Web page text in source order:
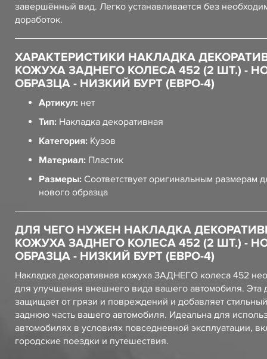
завершённый вид. Легко устанавливается без
доработок.
ХАРАКТЕРИСТИКИ НАКЛАДКА
КОЖУХА ЗАДНЕГО КОЛЕСА 452 (2 ШТ.) -
ОБРАЗЦА - НИЗКИЙ БУРТ (ЕВРО-4)
Артикул: нет
Тип: Накладка декоративная
Категория: Кузов
Материал: Пластик
Размеры: Соответствует оригинальным размерам
нового образца
ДЛЯ ЧЕГО НУЖЕН НАКЛАДКА
КОЖУХА ЗАДНЕГО КОЛЕСА 452 (2 ШТ.) -
ОБРАЗЦА - НИЗКИЙ БУРТ (ЕВРО-4)
Накладка декоративная кожуха ЗАДНЕГО колеса 452
для улучшения внешнего вида вашего автомобиля. Эта
защищает от грязи и повреждений и добавляет
заднюю часть вашего автомобиля. Идеальна для
автомобилях в условиях повседневной эксплуатации,
городские поездки и путешествия.